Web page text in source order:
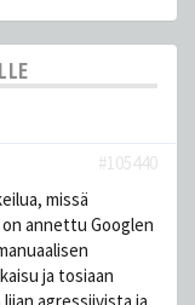
#105440
missä
annettu Googlen
ja tosiaan